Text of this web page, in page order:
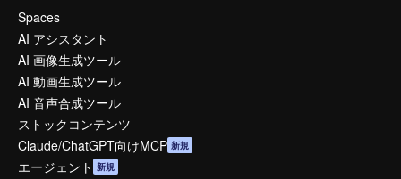
Spaces
AI アシスタント
AI 画像生成ツール
AI 動画生成ツール
AI 音声合成ツール
ストックコンテンツ
Claude/ChatGPT向けMCP 新規
エージェント 新規